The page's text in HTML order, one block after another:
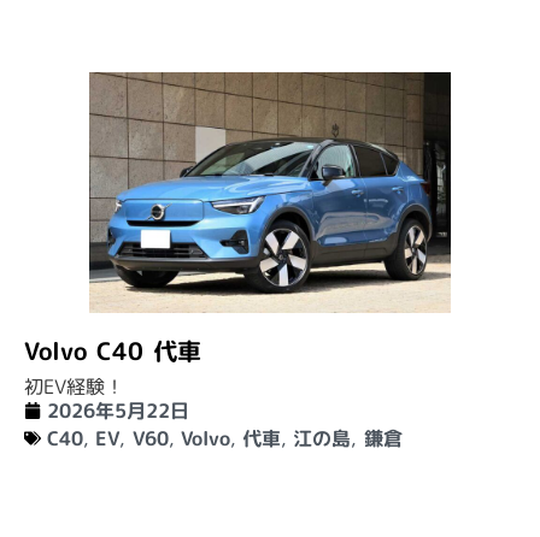
Volvo C40 代車
初EV経験！
2026年5月22日
C40, EV, V60, Volvo, 代車, 江の島, 鎌倉